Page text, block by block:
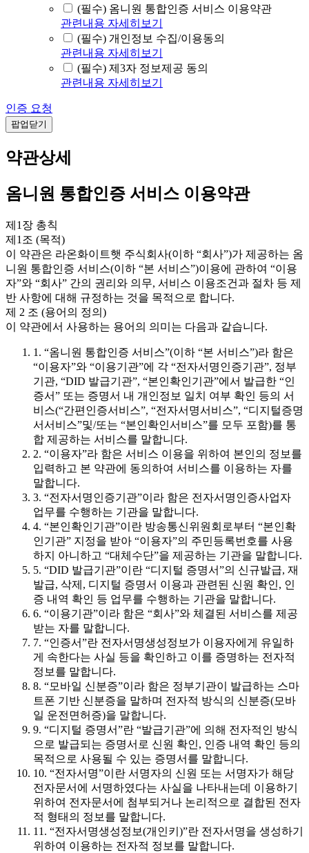
(필수) 옴니원 통합인증 서비스 이용약관
관련내용 자세히보기
(필수) 개인정보 수집/이용동의
관련내용 자세히보기
(필수) 제3자 정보제공 동의
관련내용 자세히보기
인증 요청
팝업닫기
약관상세
옴니원 통합인증 서비스 이용약관
제1장 총칙
제1조 (목적)
이 약관은 라온화이트햇 주식회사(이하 “회사”)가 제공하는 옴
니원 통합인증 서비스(이하 “본 서비스”)이용에 관하여 “이용
자”와 “회사” 간의 권리와 의무, 서비스 이용조건과 절차 등 제
반 사항에 대해 규정하는 것을 목적으로 합니다.
제 2 조 (용어의 정의)
이 약관에서 사용하는 용어의 의미는 다음과 같습니다.
1. “옴니원 통합인증 서비스”(이하 “본 서비스”)라 함은
“이용자”와 “이용기관”에 각 “전자서명인증기관”, 정부
기관, “DID 발급기관”, “본인확인기관”에서 발급한 “인
증서” 또는 증명서 내 개인정보 일치 여부 확인 등의 서
비스(“간편인증서비스”, “전자서명서비스”, “디지털증명
서서비스”및/또는 “본인확인서비스”를 모두 포함)를 통
합 제공하는 서비스를 말합니다.
2. “이용자”라 함은 서비스 이용을 위하여 본인의 정보를
입력하고 본 약관에 동의하여 서비스를 이용하는 자를
말합니다.
3. “전자서명인증기관”이라 함은 전자서명인증사업자
업무를 수행하는 기관을 말합니다.
4. “본인확인기관”이란 방송통신위원회로부터 “본인확
인기관” 지정을 받아 “이용자”의 주민등록번호를 사용
하지 아니하고 “대체수단”을 제공하는 기관을 말합니다.
5. “DID 발급기관”이란 “디지털 증명서”의 신규발급, 재
발급, 삭제, 디지털 증명서 이용과 관련된 신원 확인, 인
증 내역 확인 등 업무를 수행하는 기관을 말합니다.
6. “이용기관”이라 함은 “회사”와 체결된 서비스를 제공
받는 자를 말합니다.
7. “인증서”란 전자서명생성정보가 이용자에게 유일하
게 속한다는 사실 등을 확인하고 이를 증명하는 전자적
정보를 말합니다.
8. “모바일 신분증”이라 함은 정부기관이 발급하는 스마
트폰 기반 신분증을 말하며 전자적 방식의 신분증(모바
일 운전면허증)을 말합니다.
9. “디지털 증명서”란 “발급기관”에 의해 전자적인 방식
으로 발급되는 증명서로 신원 확인, 인증 내역 확인 등의
목적으로 사용될 수 있는 증명서를 말합니다.
10. “전자서명”이란 서명자의 신원 또는 서명자가 해당
전자문서에 서명하였다는 사실을 나타내는데 이용하기
위하여 전자문서에 첨부되거나 논리적으로 결합된 전자
적 형태의 정보를 말합니다.
11. “전자서명생성정보(개인키)”란 전자서명을 생성하기
위하여 이용하는 전자적 정보를 말합니다.